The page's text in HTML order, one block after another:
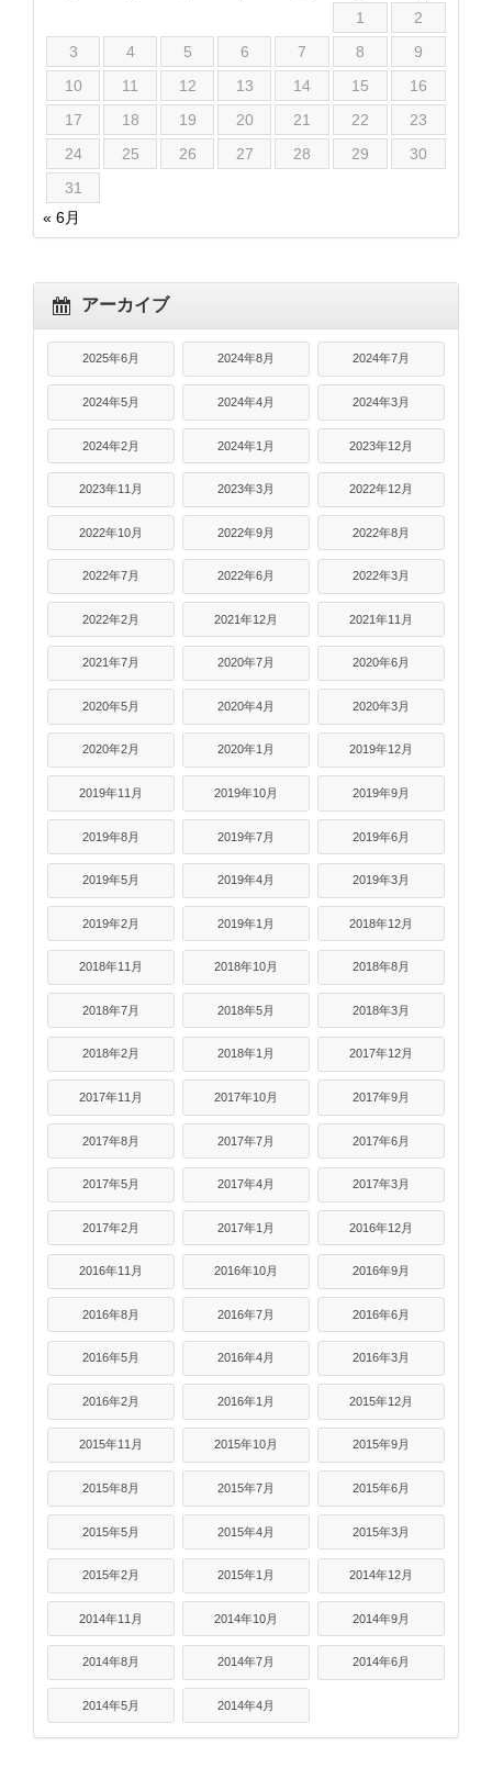
1
2
3
4 5 6 7 8
9
10
11 12 13 14 15
16
17
18 19 20 21 22
23
24
25 26 27 28 29
30
31
« 6月
アーカイブ
2025年6月 2024年8月 2024年7月
2024年5月 2024年4月 2024年3月
2024年2月 2024年1月 2023年12月
2023年11月 2023年3月 2022年12月
2022年10月 2022年9月 2022年8月
2022年7月 2022年6月 2022年3月
2022年2月 2021年12月 2021年11月
2021年7月 2020年7月 2020年6月
2020年5月 2020年4月 2020年3月
2020年2月 2020年1月 2019年12月
2019年11月 2019年10月 2019年9月
2019年8月 2019年7月 2019年6月
2019年5月 2019年4月 2019年3月
2019年2月 2019年1月 2018年12月
2018年11月 2018年10月 2018年8月
2018年7月 2018年5月 2018年3月
2018年2月 2018年1月 2017年12月
2017年11月 2017年10月 2017年9月
2017年8月 2017年7月 2017年6月
2017年5月 2017年4月 2017年3月
2017年2月 2017年1月 2016年12月
2016年11月 2016年10月 2016年9月
2016年8月 2016年7月 2016年6月
2016年5月 2016年4月 2016年3月
2016年2月 2016年1月 2015年12月
2015年11月 2015年10月 2015年9月
2015年8月 2015年7月 2015年6月
2015年5月 2015年4月 2015年3月
2015年2月 2015年1月 2014年12月
2014年11月 2014年10月 2014年9月
2014年8月 2014年7月 2014年6月
2014年5月 2014年4月